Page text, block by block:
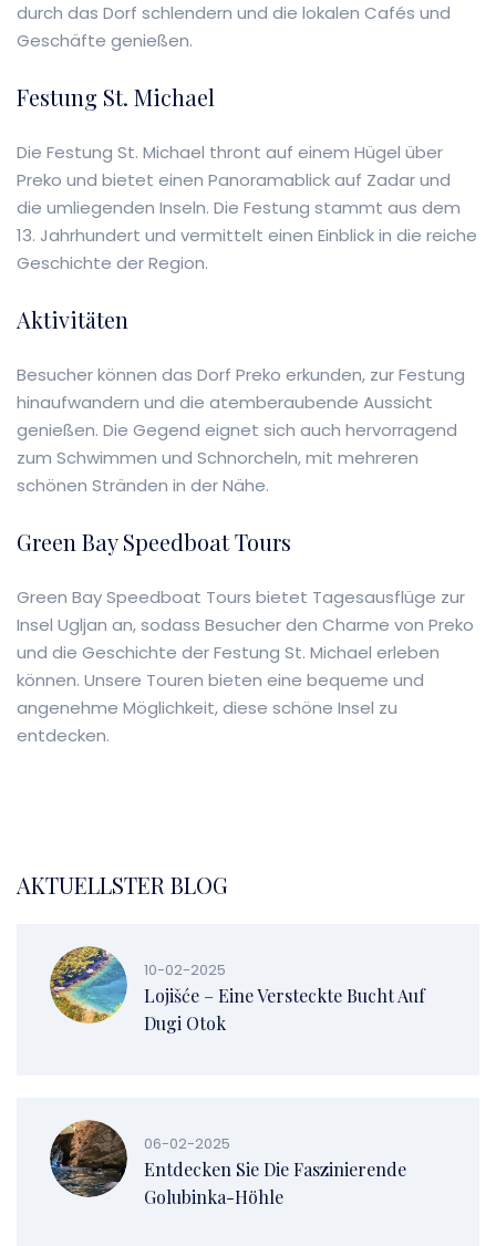
durch das Dorf schlendern und die lokalen Cafés und
Geschäfte genießen.
Festung St. Michael
Die Festung St. Michael thront auf einem Hügel über
Preko und bietet einen Panoramablick auf Zadar und
die umliegenden Inseln. Die Festung stammt aus dem
13. Jahrhundert und vermittelt einen Einblick in die reiche
Geschichte der Region.
Aktivitäten
Besucher können das Dorf Preko erkunden, zur Festung
hinaufwandern und die atemberaubende Aussicht
genießen. Die Gegend eignet sich auch hervorragend
zum Schwimmen und Schnorcheln, mit mehreren
schönen Stränden in der Nähe.
Green Bay Speedboat Tours
Green Bay Speedboat Tours bietet Tagesausflüge zur
Insel Ugljan an, sodass Besucher den Charme von Preko
und die Geschichte der Festung St. Michael erleben
können. Unsere Touren bieten eine bequeme und
angenehme Möglichkeit, diese schöne Insel zu
entdecken.
AKTUELLSTER BLOG
10-02-2025
Lojišće – Eine Versteckte Bucht Auf
Dugi Otok
06-02-2025
Entdecken Sie Die Faszinierende
Golubinka-Höhle